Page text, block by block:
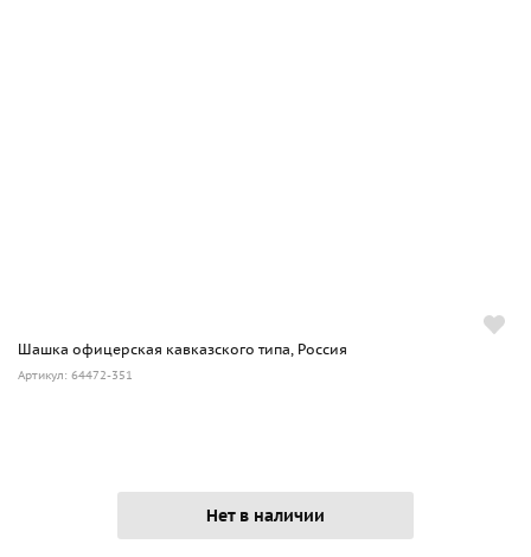
Шашка офицерская кавказского типа, Россия
Артикул: 64472-351
Нет в наличии